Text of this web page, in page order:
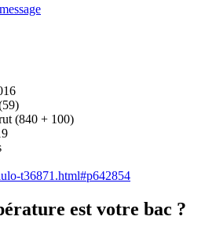
(840 + 100)
t36871.html#p642854
est votre bac ?